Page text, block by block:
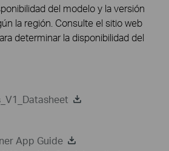
del modelo y la versión
la región. Consulte el sitio web
determinar la disponibilidad del
App Guide